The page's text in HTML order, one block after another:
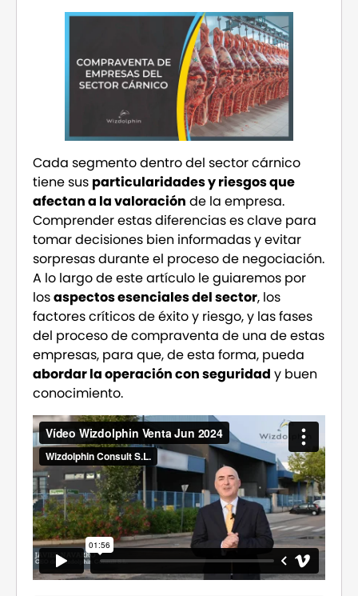
Cada segmento dentro del sector cárnico
tiene sus particularidades y riesgos que
afectan a la valoración de la empresa.
Comprender estas diferencias es clave para
tomar decisiones bien informadas y evitar
sorpresas durante el proceso de negociación.
A lo largo de este artículo le guiaremos por
losaspectos esenciales del sector, los
factores críticos de éxito y riesgo, y las fases
del proceso de compraventa de una de estas
empresas, para que, de esta forma, pueda
abordar la operación con seguridad y buen
conocimiento.